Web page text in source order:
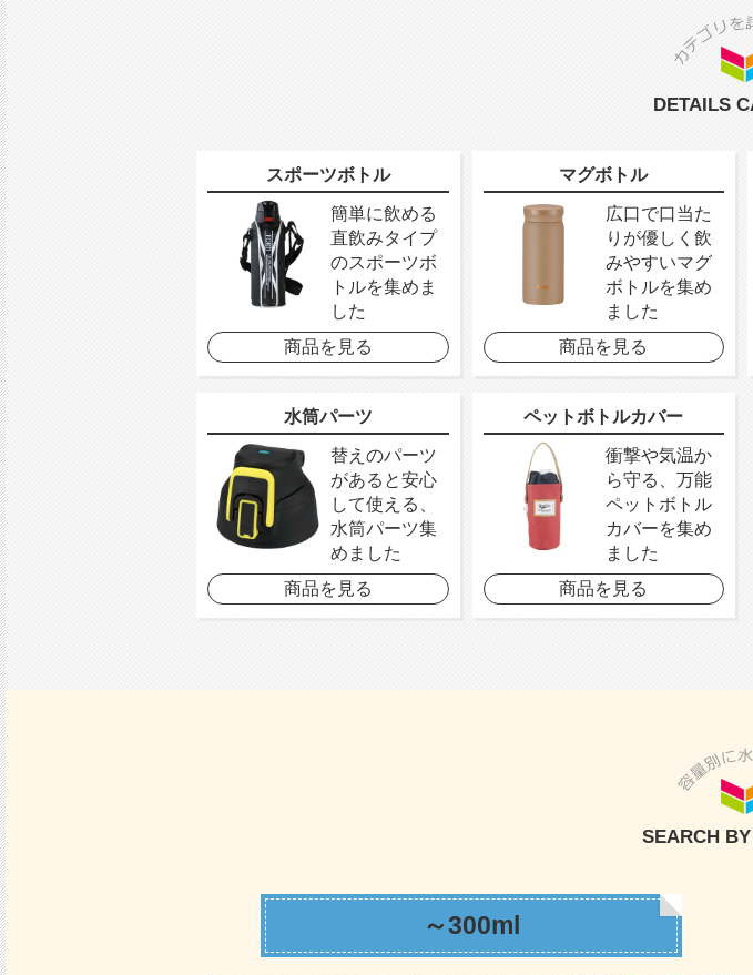
DETAILS
スポーツボトル
簡単に飲める
直飲みタイプ
のスポーツボ
トルを集めま
した
商品を見る
マグボトル
広口で口当た
りが優しく飲
みやすいマグ
ボトルを集め
ました
商品を見る
水筒パーツ
替えのパーツ
があると安心
して使える、
水筒パーツ集
めました
商品を見る
ペットボトルカバー
衝撃や気温か
ら守る、万能
ペットボトル
カバーを集め
ました
商品を見る
SEARCH
～300ml